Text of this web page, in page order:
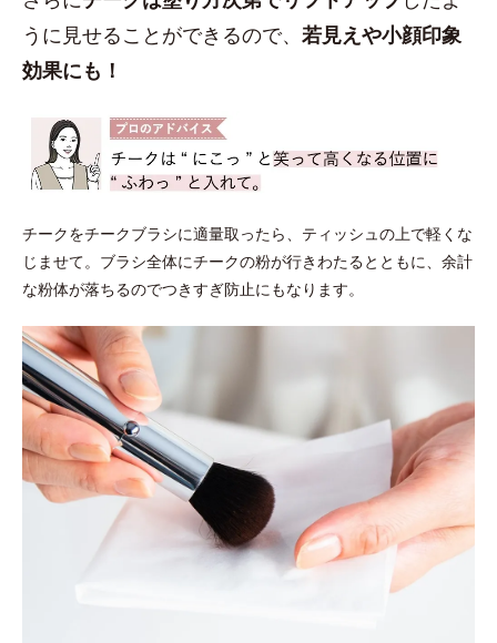
うに見せることができるので、 若見えや小顔印象
効果にも！
チークをチークブラシに適量取ったら、ティッシュの上で軽くな
じませて。ブラシ全体にチークの粉が行きわたるとともに、余計
な粉体が落ちるのでつきすぎ防止にもなります。